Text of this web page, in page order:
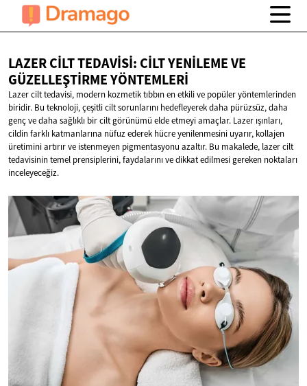
LAZER CILT TEDAVISI: CILT YENILEME VE
GÜZELLEŞTIRME YÖNTEMLERI
Lazer cilt tedavisi, modern kozmetik tıbbın en etkili ve popüler yöntemlerinden
biridir. Bu teknoloji, çeşitli cilt sorunlarını hedefleyerek daha pürüzsüz, daha
genç ve daha sağlıklı bir cilt görünümü elde etmeyi amaçlar. Lazer ışınları,
cildin farklı katmanlarına nüfuz ederek hücre yenilenmesini uyarır, kollajen
üretimini artırır ve istenmeyen pigmentasyonu azaltır. Bu makalede, lazer cilt
tedavisinin temel prensiplerini, faydalarını ve dikkat edilmesi gereken noktaları
inceleyeceğiz.